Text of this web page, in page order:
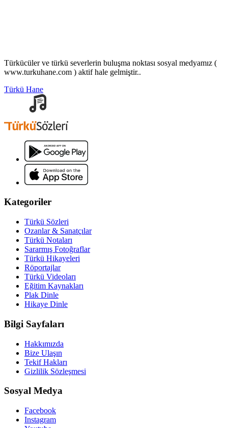
Türkücüler ve türkü severlerin buluşma noktası sosyal medyamız (
www.turkuhane.com ) aktif hale gelmiştir..
Türkü Hane
Kategoriler
Türkü Sözleri
Ozanlar & Sanatçılar
Türkü Notaları
Sararmış Fotoğraflar
Türkü Hikayeleri
Röportajlar
Türkü Videoları
Eğitim Kaynakları
Plak Dinle
Hikaye Dinle
Bilgi Sayfaları
Hakkımızda
Bize Ulaşın
Tekif Hakları
Gizlilik Sözleşmesi
Sosyal Medya
Facebook
Instagram